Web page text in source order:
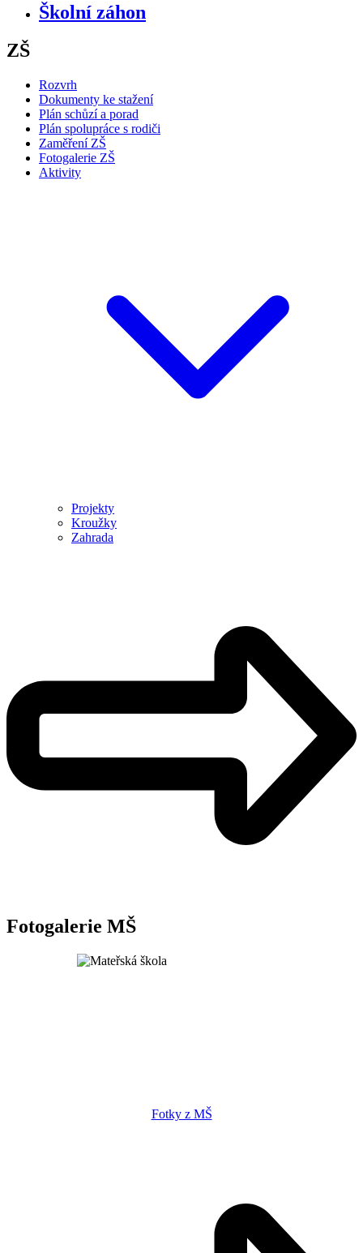
Školní záhon
ZŠ
Rozvrh
Dokumenty ke stažení
Plán schůzí a porad
Plán spolupráce s rodiči
Zaměření ZŠ
Fotogalerie ZŠ
Aktivity
Projekty
Kroužky
Zahrada
Fotogalerie MŠ
Fotky z MŠ